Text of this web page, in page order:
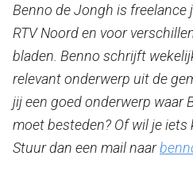
Benno de Jongh is freelance
RTV Noord en voor
bladen. Benno schrijft
relevant onderwerp uit de
jij een goed onderwerp waar
moet besteden? Of wil je
Stuur dan een mail naar